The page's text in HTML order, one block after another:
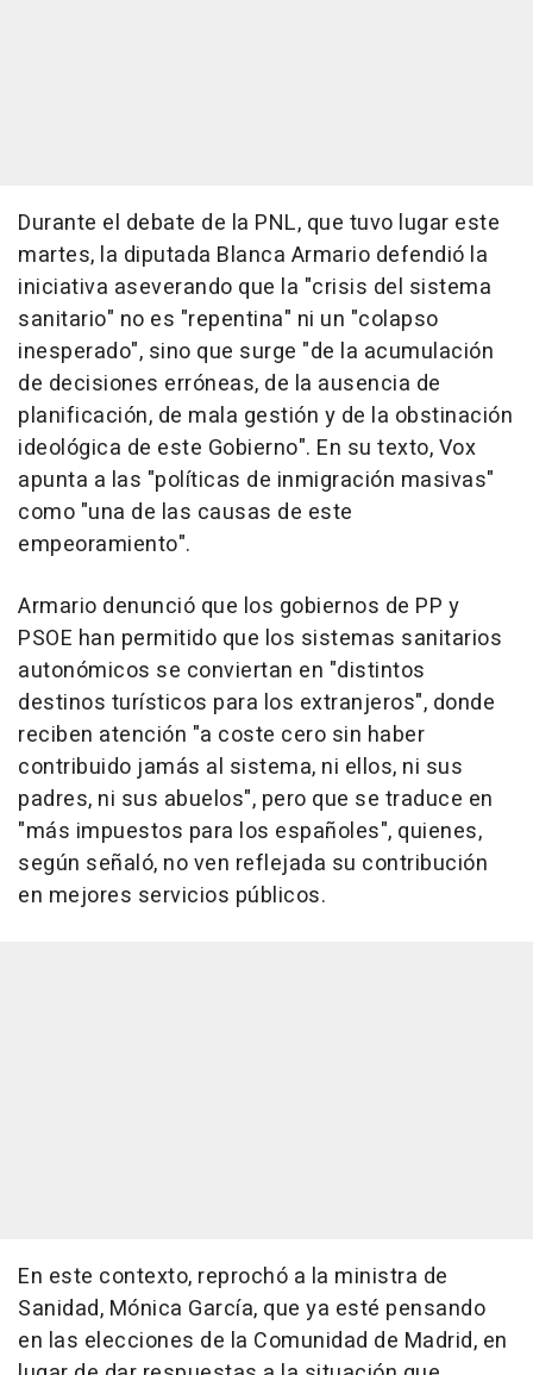
Durante el debate de la PNL, que tuvo lugar este
martes, la diputada Blanca Armario defendió la
iniciativa aseverando que la "crisis del sistema
sanitario" no es "repentina" ni un "colapso
inesperado", sino que surge "de la acumulación
de decisiones erróneas, de la ausencia de
planificación, de mala gestión y de la obstinación
ideológica de este Gobierno". En su texto, Vox
apunta a las "políticas de inmigración masivas"
como "una de las causas de este
empeoramiento".
Armario denunció que los gobiernos de PP y
PSOE han permitido que los sistemas sanitarios
autonómicos se conviertan en "distintos
destinos turísticos para los extranjeros", donde
reciben atención "a coste cero sin haber
contribuido jamás al sistema, ni ellos, ni sus
padres, ni sus abuelos", pero que se traduce en
"más impuestos para los españoles", quienes,
según señaló, no ven reflejada su contribución
en mejores servicios públicos.
En este contexto, reprochó a la ministra de
Sanidad, Mónica García, que ya esté pensando
en las elecciones de la Comunidad de Madrid, en